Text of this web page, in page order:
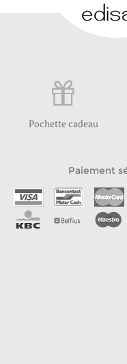
Pochette cadeau
Paiement